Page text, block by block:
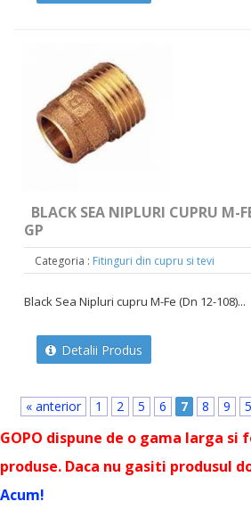
BLACK SEA NIPLURI CUPRU M-
GP
Categoria : Fitinguri din cupru si tevi
Black Sea Nipluri cupru M-Fe (Dn 12-108)...
Detalii Produs
« anterior 1 2 5 6 7 8 9
GOPO dispune de o gama larga
produse. Daca nu gasiti produsul
Acum!